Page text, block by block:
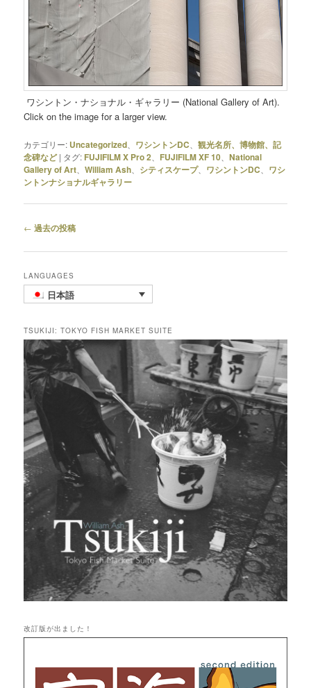
ワシントン・ナショナル・ギャラリー (National Gallery of Art).
Click on the image for a larger view.
カテゴリー: Uncategorized ワシントンDC 、観光名所、博物館、記
念碑など | タグ: FUJIFILM X Pro 2 FUJIFILM XF 10 、National
Gallery of Art 、William Ash シティスケープ、 ワシントンDC
ワシ
ントンナショナルギャラリー
投
ナ
ゲ
ョ
ン
← 過去の投稿
LANGUAGES
日本語
TSUKIJI: TOKYO FISH MARKET SUITE
改訂版が出ました！